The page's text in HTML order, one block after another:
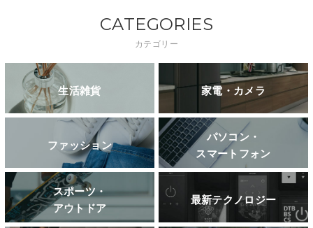
CATEGORIES
カテゴリー
生活雑貨 家電・カメラ
ファッション
パソコン・
スマートフォン
スポーツ・
アウトドア
最新テクノロジー